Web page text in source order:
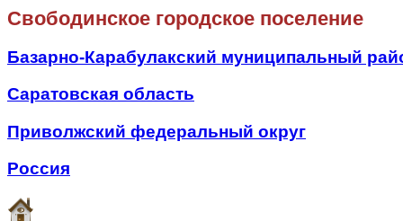
Свободинское городское поселение
Базарно-Карабулакский муниципальный
Саратовская область
Приволжский федеральный округ
Россия